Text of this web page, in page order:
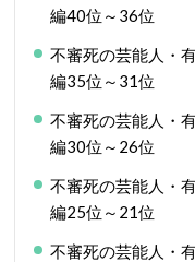
編40位～36位
不審死の芸能人・
編35位～31位
不審死の芸能人・
編30位～26位
不審死の芸能人・
編25位～21位
不審死の芸能人・